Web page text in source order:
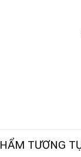
TƯƠNG